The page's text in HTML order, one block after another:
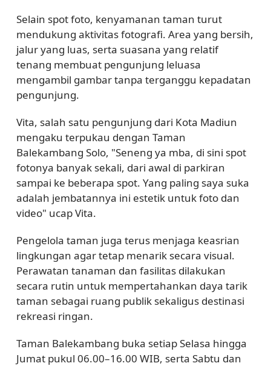
Selain spot foto, kenyamanan taman turut
mendukung aktivitas fotografi. Area yang bersih,
jalur yang luas, serta suasana yang relatif
tenang membuat pengunjung leluasa
mengambil gambar tanpa terganggu kepadatan
pengunjung.
Vita, salah satu pengunjung dari Kota Madiun
mengaku terpukau dengan Taman
Balekambang Solo, "Seneng ya mba, di sini spot
fotonya banyak sekali, dari awal di parkiran
sampai ke beberapa spot. Yang paling saya suka
adalah jembatannya ini estetik untuk foto dan
video" ucap Vita.
Pengelola taman juga terus menjaga keasrian
lingkungan agar tetap menarik secara visual.
Perawatan tanaman dan fasilitas dilakukan
secara rutin untuk mempertahankan daya tarik
taman sebagai ruang publik sekaligus destinasi
rekreasi ringan.
Taman Balekambang buka setiap Selasa hingga
Jumat pukul 06.00–16.00 WIB, serta Sabtu dan